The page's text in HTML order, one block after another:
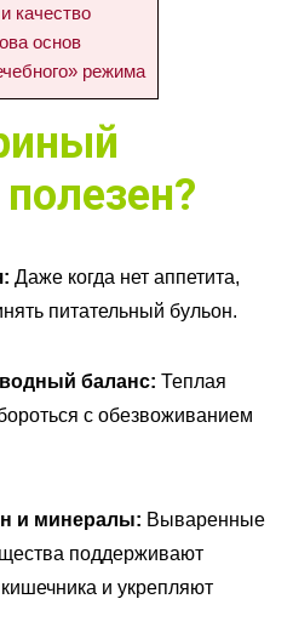
качество
основ
режима
Даже когда нет аппетита,
питательный бульон.
баланс: Теплая
с обезвоживанием
и минералы: Вываренные
поддерживают
и укрепляют